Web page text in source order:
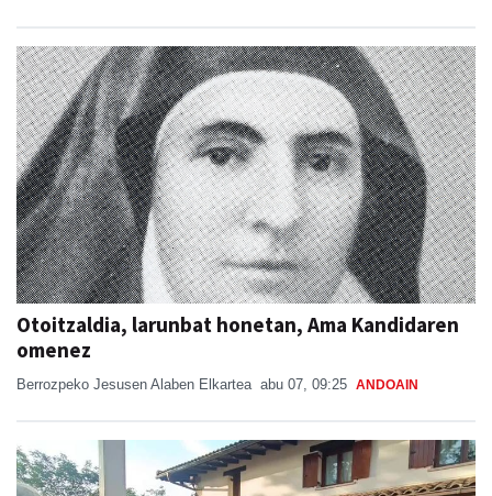
Otoitzaldia, larunbat honetan, Ama Kandidaren
omenez
Berrozpeko Jesusen Alaben Elkartea abu 07, 09:25 ANDOAIN